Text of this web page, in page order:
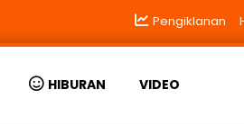
Pengiklanan
HIBURAN VIDEO